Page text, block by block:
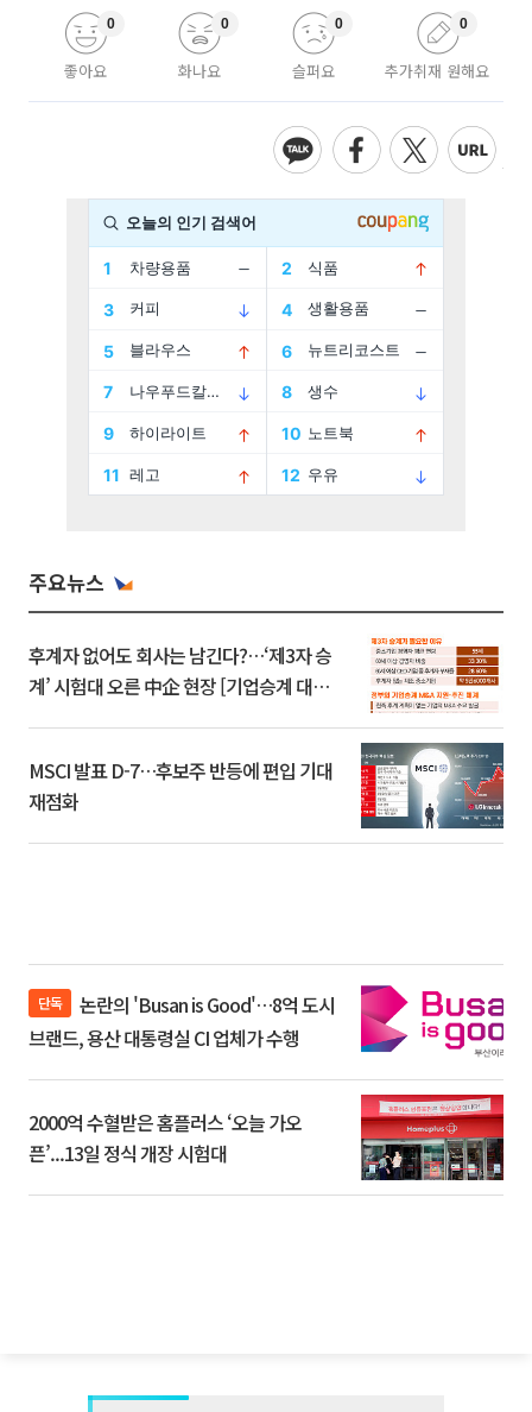
좋아요
0
화나요
0
슬퍼요
0
추가취재 원해요
0
주요뉴스
후계자 없어도 회사는 남긴다?…‘제3자 승
계’ 시험대 오른 中企 현장 [기업승계 대전
MSCI 발표 D-7…후보주 반등에 편입 기대
재점화
단독
브랜드, 용산 대통령실 CI 업체가 수행
2000억 수혈받은 홈플러스 ‘오늘 가오
픈’...13일 정식 개장 시험대